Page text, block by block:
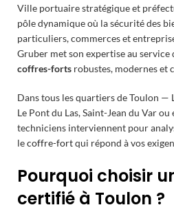
Ville portuaire stratégique et
pôle dynamique où la sécurité des
particuliers, commerces et
Gruber met son expertise au service
coffres-forts robustes, modernes et
Dans tous les quartiers de Toulon
Le Pont du Las, Saint-Jean du Var
techniciens interviennent pour
lecoffre-fortqui répond à vos
Pourquoi choisir
certifié à Toulon ?